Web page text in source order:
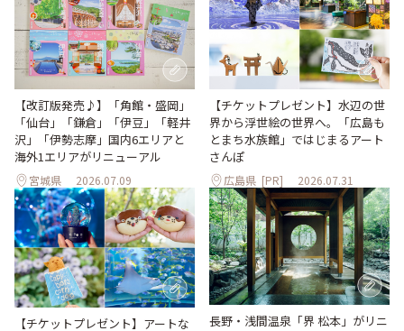
【改訂版発売♪】「角館・盛岡」
「仙台」「鎌倉」「伊豆」「軽井
沢」「伊勢志摩」国内6エリアと
海外1エリアがリニューアル
宮城県 2026.07.09
【チケットプレゼント】水辺の世
界から浮世絵の世界へ。「広島も
とまち水族館」ではじまるアート
さんぽ
広島県 [PR] 2026.07.31
【チケットプレゼント】アートな
長野・浅間温泉「界 松本」がリニ